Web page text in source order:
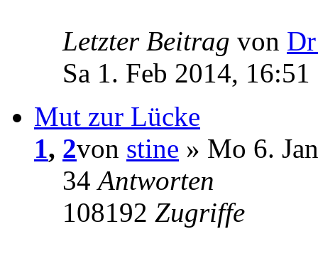
Letzter Beitrag von
Sa 1. Feb 2014, 16:51
Mut zur Lücke
1, 2von stine » Mo 6.
34Antworten
108192 Zugriffe